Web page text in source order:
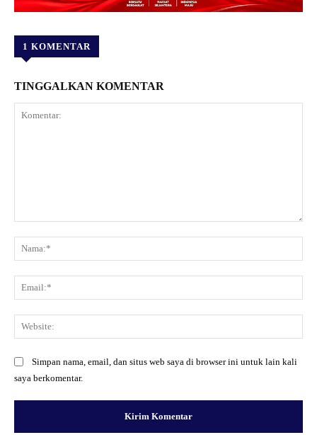
1 KOMENTAR
TINGGALKAN KOMENTAR
Simpan nama, email, dan situs web saya di browser ini untuk lain kali
saya berkomentar.